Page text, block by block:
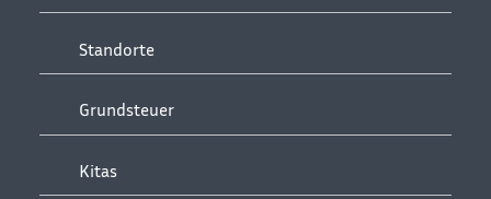
Standorte
Grundsteuer
Kitas